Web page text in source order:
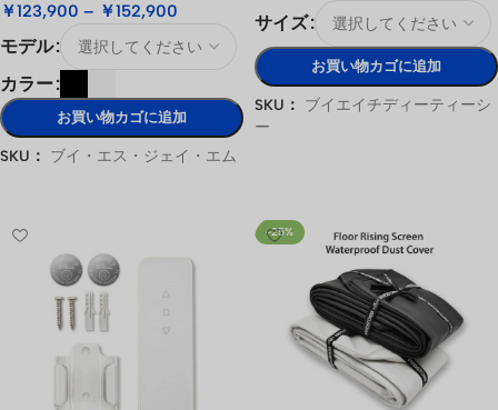
￥123,900 – ￥152,900
モデル
カラー
お買い物カゴに追加
SKU： ブイ・エス・ジェイ・エム
サイズ
お買い物カゴに追加
SKU： ブイエイチディーティーシ
ー
-25%